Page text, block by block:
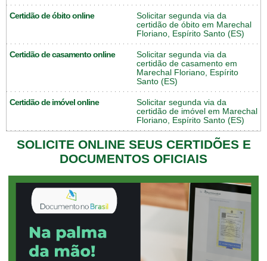
Certidão de óbito online
Solicitar segunda via da
certidão de óbito em Marechal
Floriano, Espírito Santo (ES)
Certidão de casamento online
Solicitar segunda via da
certidão de casamento em
Marechal Floriano, Espírito
Santo (ES)
Certidão de imóvel online
Solicitar segunda via da
certidão de imóvel em Marechal
Floriano, Espírito Santo (ES)
SOLICITE ONLINE SEUS CERTIDÕES E
DOCUMENTOS OFICIAIS